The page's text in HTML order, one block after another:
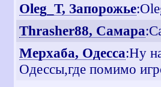
Oleg_T, Запорожье
Thrasher88, Самара
Мерхаба, Одесса:Ну
Одессы,где помимо